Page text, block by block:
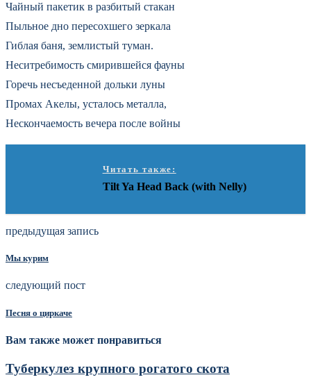
Чайный пакетик в разбитый стакан
Пыльное дно пересохшего зеркала
Гиблая баня, землистый туман.
Неситребимость смирившейся фауны
Горечь несъеденной дольки луны
Промах Акелы, усталось металла,
Нескончаемость вечера после войны
Читать также:
Tilt Ya Head Back (with Nelly)
предыдущая запись
Мы курим
следующий пост
Песня о циркаче
Вам также может понравиться
Туберкулез крупного рогатого скота